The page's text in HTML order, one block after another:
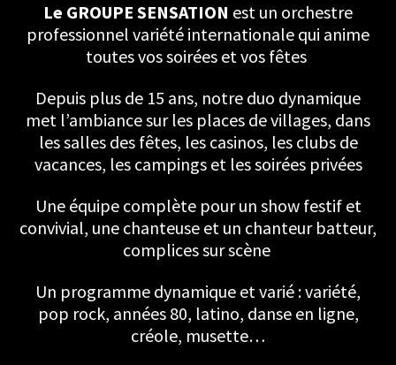
Le GROUPE SENSATION est un orchestre
professionnel variété internationale qui anime
toutes vos soirées et vos fêtes
Depuis plus de 15 ans, notre duo dynamique
met l’ambiance sur les places de villages, dans
les salles des fêtes, les casinos, les clubs de
vacances, les campings et les soirées privées
Une équipe complète pour un show festif et
convivial, une chanteuse et un chanteur batteur,
complices sur scène
Un programme dynamique et varié : variété,
pop rock, années 80, latino, danse en ligne,
créole, musette…